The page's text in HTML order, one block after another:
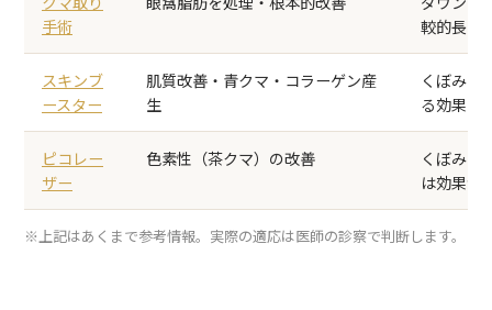
手術
較的長い
スキンブ
ースター
肌質改善・青クマ・コラーゲン産
生
くぼみを
る効果は
ピコレー
ザー
色素性（茶クマ）の改善
くぼみ・
は効果が
※上記はあくまで参考情報。実際の適応は医師の診察で判断します。